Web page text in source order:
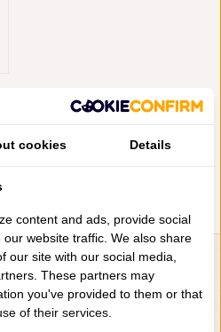
BEL DAN
575 511817
cookies Details
content and ads, provide social
website traffic. We also share
our site with our social media,
These partners may
you've provided to them or that
of their services.